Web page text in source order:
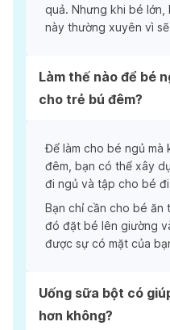
quả. Nhưng khi bé lớn,
này thường xuyên vì
Làm thế nào để bé
cho trẻ bú đêm?
Để làm cho bé ngủ mà
đêm, bạn có thể xây
đi ngủ và tập cho bé
Bạn chỉ cần cho bé ăn
đó đặt bé lên giường
được sự có mặt của
Uống sữa bột có
hơn không?